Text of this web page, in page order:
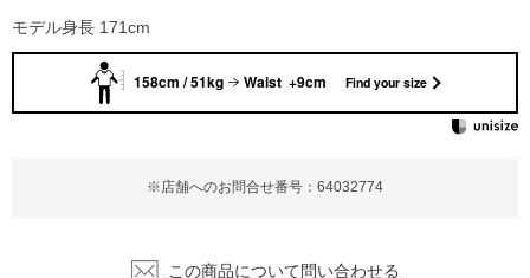
※店舗へのお問合せ番号：64032774
この商品について問い合わせる
モデル身長 171cm
158cm / 51kg Waist +9cm Find your size